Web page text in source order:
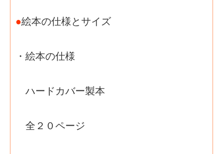
●絵本の仕様とサイズ
・絵本の仕様
ハードカバー製本
全２０ページ